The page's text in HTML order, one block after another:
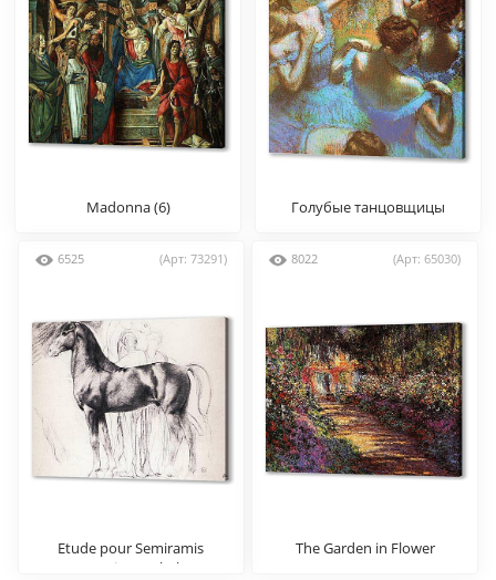
Madonna (6) Голубые танцовщицы
6525 (Арт: 73291)
Etude pour Semiramis
construsiant Babylone
8022 (Арт: 65030)
The Garden in Flower